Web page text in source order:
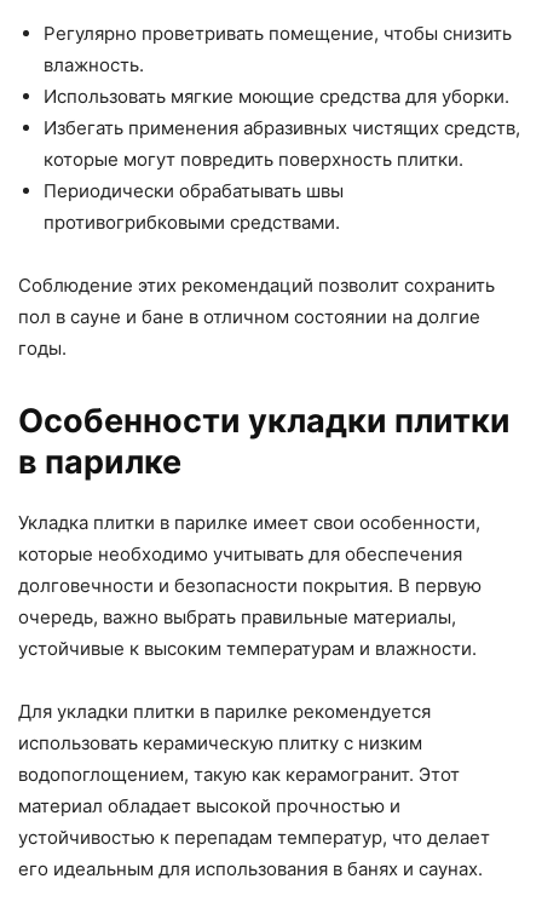
Регулярно проветривать помещение, чтобы снизить
влажность.
Использовать мягкие моющие средства для уборки.
Избегать применения абразивных чистящих средств,
которые могут повредить поверхность плитки.
Периодически обрабатывать швы
противогрибковыми средствами.
Соблюдение этих рекомендаций позволит сохранить
пол в сауне и бане в отличном состоянии на долгие
годы.
Особенности укладки плитки
в парилке
Укладка плитки в парилке имеет свои особенности,
которые необходимо учитывать для обеспечения
долговечности и безопасности покрытия. В первую
очередь, важно выбрать правильные материалы,
устойчивые к высоким температурам и влажности.
Для укладки плитки в парилке рекомендуется
использовать керамическую плитку с низким
водопоглощением, такую как керамогранит. Этот
материал обладает высокой прочностью и
устойчивостью к перепадам температур, что делает
его идеальным для использования в банях и саунах.